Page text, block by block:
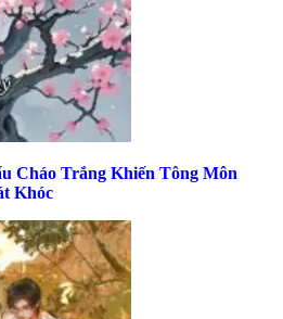
Cháo Trắng Khiến Tông Môn
Khóc